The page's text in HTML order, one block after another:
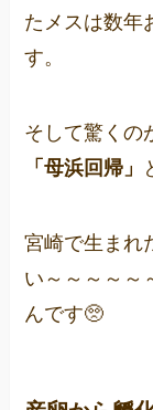
たメスは数年
す。
そして驚くの
「母浜回帰」
宮崎で生まれ
い～～～～～
んです🥺